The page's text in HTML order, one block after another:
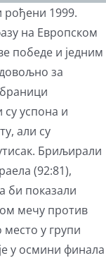
рођени 1999.
на Европском
победе и једним
за
су успона и
али су
Бриљирали
(92:81),
би показали
мечу против
место у групи
у осмини финала